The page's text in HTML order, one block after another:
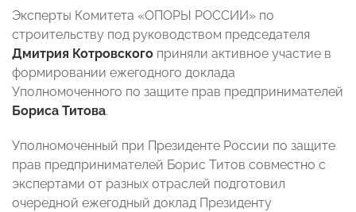
Эксперты Комитета «ОПОРЫ РОССИИ» по
строительству под руководством председателя
Дмитрия Котровского приняли активное участие в
формировании ежегодного доклада
Уполномоченного по защите прав предпринимателей
Бориса Титова.
Уполномоченный при Президенте России по защите
прав предпринимателей Борис Титов совместно с
экспертами от разных отраслей подготовил
очередной ежегодный доклад Президенту